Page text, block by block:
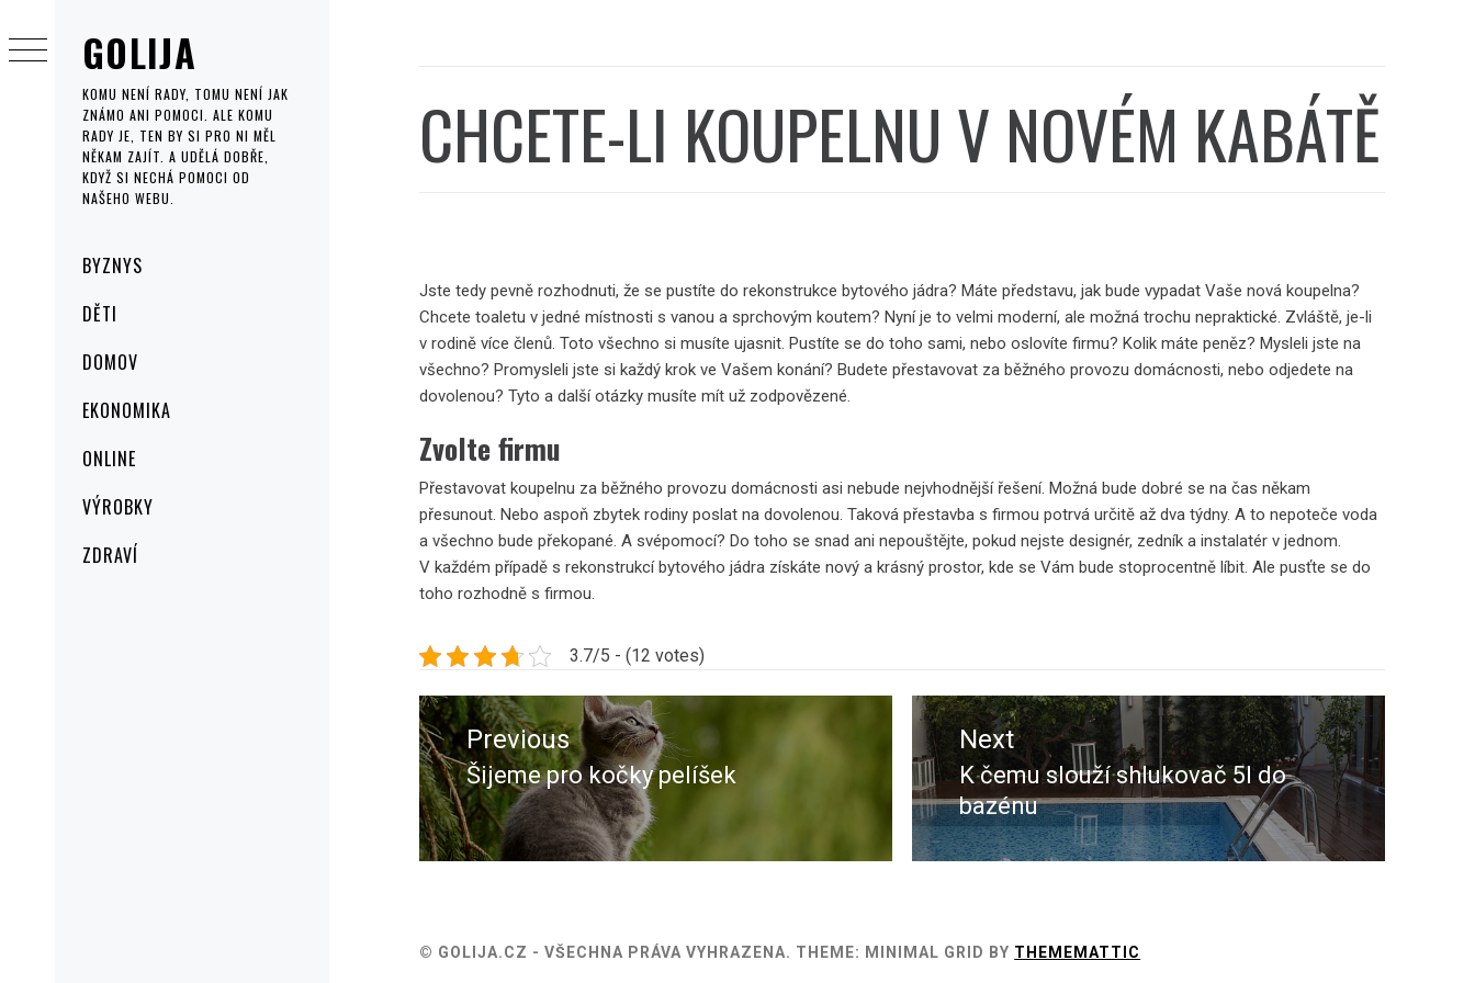
GOLIJA
KOMU NENÍ RADY, TOMU NENÍ JAK
ZNÁMO ANI POMOCI. ALE KOMU
RADY JE, TEN BY SI PRO NI MĚL
NĚKAM ZAJÍT. A UDĚLÁ DOBŘE,
KDYŽ SI NECHÁ POMOCI OD
NAŠEHO WEBU.
MenuBYZNYS
DĚTI
DOMOV
EKONOMIKA
ONLINE
VÝROBKY
ZDRAVÍ
to
content
CHCETE-LI KOUPELNU V NOVÉM KABÁTĚ
Jste tedy pevně rozhodnuti, že se pustíte do rekonstrukce bytového jádra? Máte představu, jak bude vypadat Vaše nová koupelna?
Chcete toaletu v jedné místnosti s vanou a sprchovým koutem? Nyní je to velmi moderní, ale možná trochu nepraktické. Zvláště, je-li
v rodině více členů. Toto všechno si musíte ujasnit. Pustíte se do toho sami, nebo oslovíte firmu? Kolik máte peněz? Mysleli jste na
všechno? Promysleli jste si každý krok ve Vašem konání? Budete přestavovat za běžného provozu domácnosti, nebo odjedete na
dovolenou? Tyto a další otázky musíte mít už zodpovězené.
Zvolte firmu
Přestavovat koupelnu za běžného provozu domácnosti asi nebude nejvhodnější řešení. Možná bude dobré se na čas někam
přesunout. Nebo aspoň zbytek rodiny poslat na dovolenou. Taková přestavba s firmou potrvá určitě až dva týdny. A to nepoteče voda
a všechno bude překopané. A svépomocí? Do toho se snad ani nepouštějte, pokud nejste designér, zedník a instalatér v jednom.
V každém případě srekonstrukcí bytového jádra získáte nový a krásný prostor, kde se Vám bude stoprocentně líbit. Ale pusťte se do
toho rozhodně s firmou.
3.7/5 - (12 votes)
Navigace
pro
příspěvek
Previous
Previous
post:
Šijeme pro kočky pelíšek
Next
Next
post:
K čemu slouží shlukovač 5l do
bazénu
© GOLIJA.CZ - VŠECHNA PRÁVA VYHRAZENA. THEME: MINIMAL GRID BY THEMEMATTIC